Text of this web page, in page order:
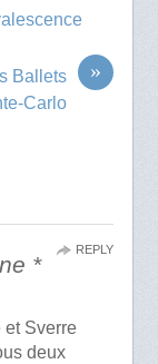
»
Ballets
Carlo
*
et Sverre
deux
REPLY